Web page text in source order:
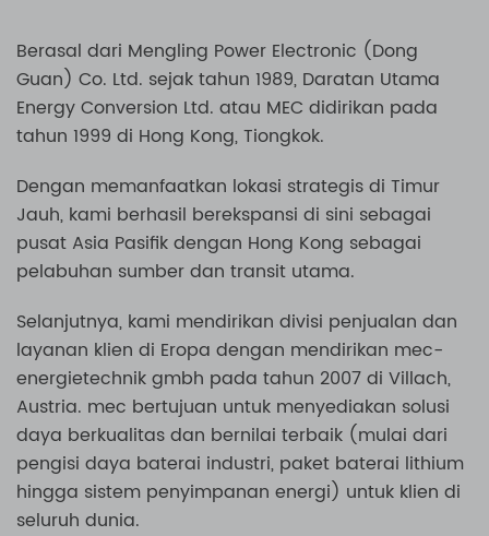
Berasal dari Mengling Power Electronic (Dong
Guan) Co. Ltd. sejak tahun 1989, Daratan Utama
Energy Conversion Ltd. atau MEC didirikan pada
tahun 1999 di Hong Kong, Tiongkok.
Dengan memanfaatkan lokasi strategis di Timur
Jauh, kami berhasil berekspansi di sini sebagai
pusat Asia Pasifik dengan Hong Kong sebagai
pelabuhan sumber dan transit utama.
Selanjutnya, kami mendirikan divisi penjualan dan
layanan klien di Eropa dengan mendirikan mec-
energietechnik gmbh pada tahun 2007 di Villach,
Austria. mec bertujuan untuk menyediakan solusi
daya berkualitas dan bernilai terbaik (mulai dari
pengisi daya baterai industri, paket baterai lithium
hingga sistem penyimpanan energi) untuk klien di
seluruh dunia.